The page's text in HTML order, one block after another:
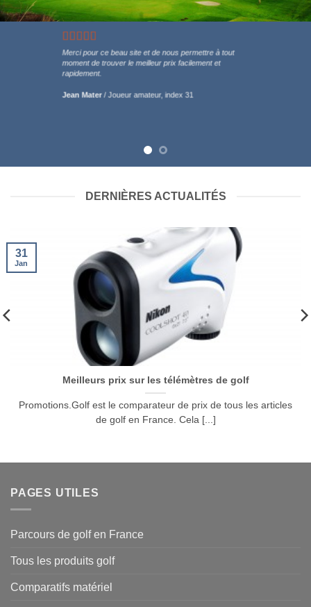
Merci pour ce beau site et de nous permettre à tout
moment de trouver le meilleur prix facilement et
rapidement.
Jean Mater /Joueur amateur, index 31
DERNIÈRES ACTUALITÉS
Meilleurs prix sur les télémètres de golf
Promotions.Golf est le comparateur de prix de tous les articles
de golf en France. Cela [...]
31
Jan
PAGES UTILES
Parcours de golf en France
Tous les produits golf
Comparatifs matériel